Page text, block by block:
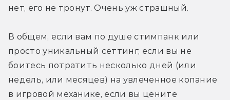
нет, его не тронут. Очень уж страшный.
В общем, если вам по душе стимпанк или
просто уникальный сеттинг, если вы не
боитесь потратить несколько дней (или
недель, или месяцев) на увлеченное копание
в игровой механике, если вы цените